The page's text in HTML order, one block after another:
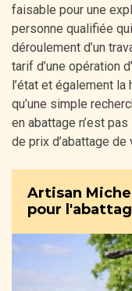
faisable pour une
personne qualifiée
déroulement d’un
tarif d’une opération
l’état et également la
qu’une simple
en abattage n’est
de prix d’abattage de
Artisan
pour